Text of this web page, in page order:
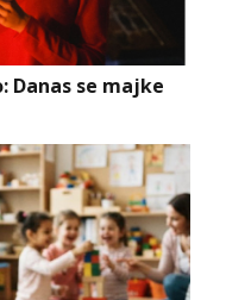
Danas se majke